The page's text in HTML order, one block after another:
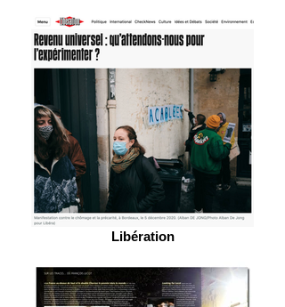
Libération